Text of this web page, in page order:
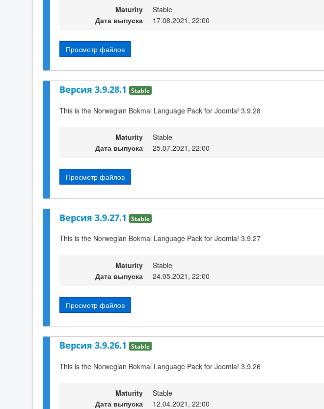
Maturity
Stable
Дата выпуска
17.08.2021, 22:00
Просмотр файлов
Версия 3.9.28.1 Stable
This is the Norwegian Bokmal Language Pack for Joomla! 3.9.28
Maturity
Stable
Дата выпуска
25.07.2021, 22:00
Просмотр файлов
Версия 3.9.27.1 Stable
This is the Norwegian Bokmal Language Pack for Joomla! 3.9.27
Maturity
Stable
Дата выпуска
24.05.2021, 22:00
Просмотр файлов
Версия 3.9.26.1 Stable
This is the Norwegian Bokmal Language Pack for Joomla! 3.9.26
Maturity
Stable
Дата выпуска
12.04.2021, 22:00